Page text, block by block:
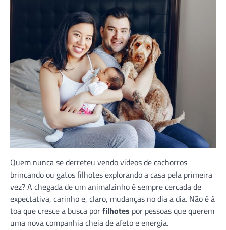
Quem nunca se derreteu vendo vídeos de cachorros
brincando ou gatos filhotes explorando a casa pela primeira
vez? A chegada de um animalzinho é sempre cercada de
expectativa, carinho e, claro, mudanças no dia a dia. Não é à
toa que cresce a busca porfilhotes por pessoas que querem
uma nova companhia cheia de afeto e energia.